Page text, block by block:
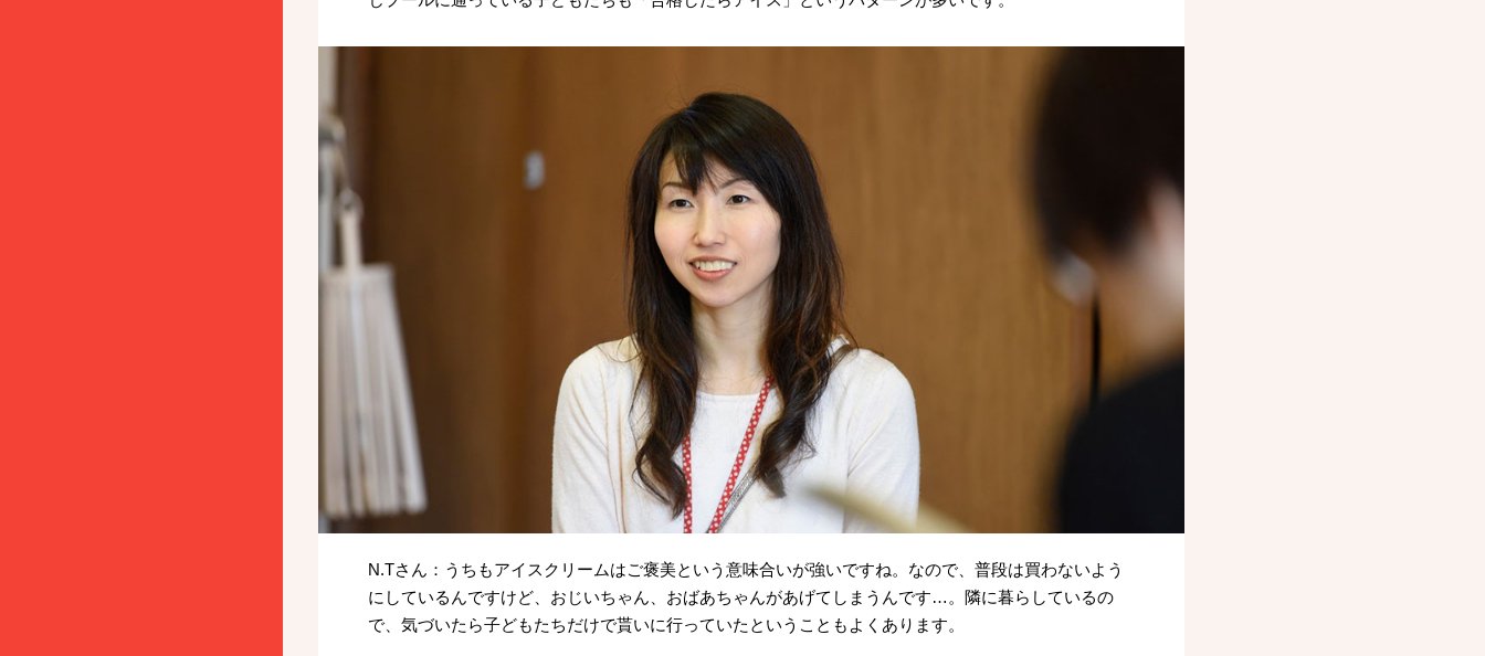
N.Tさん：うちもアイスクリームはご褒美という意味合いが強いですね。なので、普段は買わないよう
にしているんですけど、おじいちゃん、おばあちゃんがあげてしまうんです…。隣に暮らしているの
で、気づいたら子どもたちだけで貰いに行っていたということもよくあります。